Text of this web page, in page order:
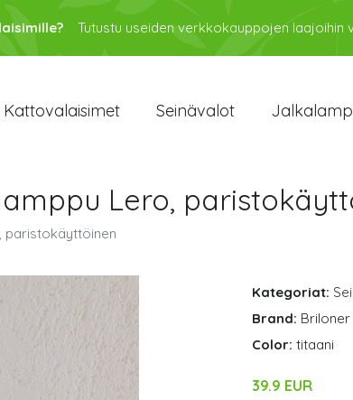
Tutustu useiden verkkokauppojen laajoihin
Kattovalaisimet Seinävalot
Lero,
paristokäyttöinen
Kategoriat:
Brand: Briloner
Color: titaani
39.9 EUR